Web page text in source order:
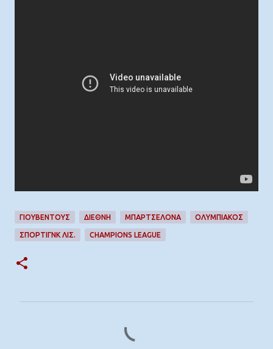
ΓΙΟΥΒΕΝΤΟΥΣ ΔΙΕΘΝΉ ΜΠΑΡΤΣΕΛΟΝΑ ΟΛΥΜΠΙΑΚΟΣ
ΣΠΟΡΤΙΓΝΚ ΛΙΣ. CHAMPIONS LEAGUE